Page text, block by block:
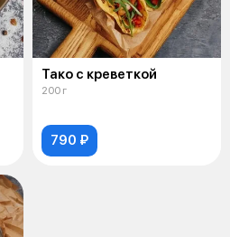
Тако с креветкой
200 г
790 ₽